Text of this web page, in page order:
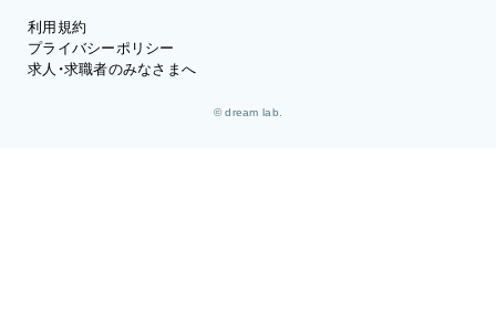
利用規約
プライバシーポリシー
求人・求職者のみなさまへ
© dream lab.